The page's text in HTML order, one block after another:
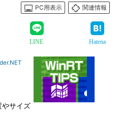
PC用表示
関連情報
LINE Hatena
サイズ